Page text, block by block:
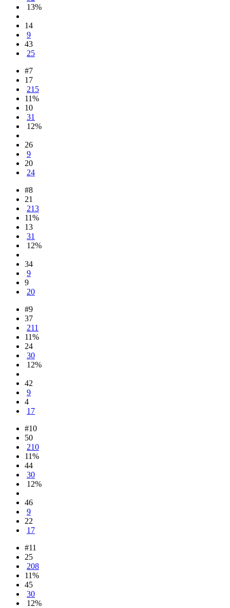
13%
14
9
43
25
#7
17
215
11%
10
31
12%
26
9
20
24
#8
21
213
11%
13
31
12%
34
9
9
20
#9
37
211
11%
24
30
12%
42
9
4
17
#10
50
210
11%
44
30
12%
46
9
22
17
#11
25
208
11%
45
30
12%